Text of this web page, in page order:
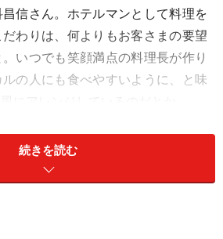
信さん。ホテルマンとして料理を
わりは、何よりもお客さまの要望
いつでも笑顔満点の料理長が作り
の人にも食べやすいように、と味
せコースメニューのみで、メイン
に熟慮された献立が組まれていま
続きを読む